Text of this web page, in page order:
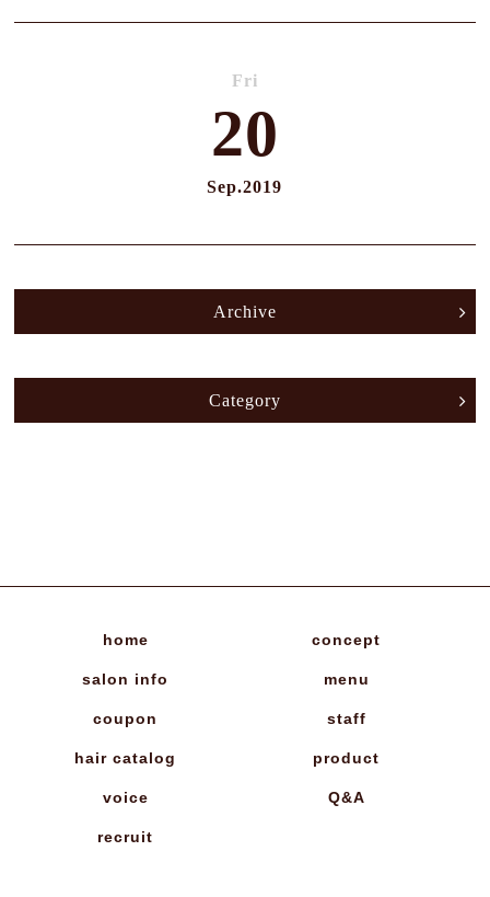
Fri
20
Sep.2019
Archive
Category
home concept
salon info menu
coupon staff
hair catalog product
voice Q&A
recruit